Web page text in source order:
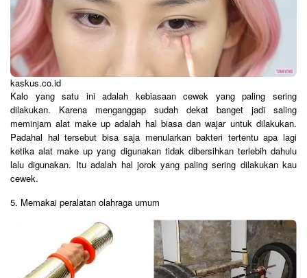
kaskus.co.id
Kalo yang satu ini adalah kebiasaan cewek yang paling sering
dilakukan. Karena menganggap sudah dekat banget jadi saling
meminjam alat make up adalah hal biasa dan wajar untuk dilakukan.
Padahal hal tersebut bisa saja menularkan bakteri tertentu apa lagi
ketika alat make up yang digunakan tidak dibersihkan terlebih dahulu
lalu digunakan. Itu adalah hal jorok yang paling sering dilakukan kau
cewek.
5. Memakai peralatan olahraga umum